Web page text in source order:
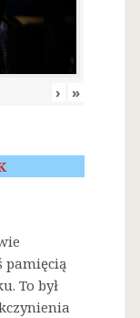
› »
pamięcią
To był